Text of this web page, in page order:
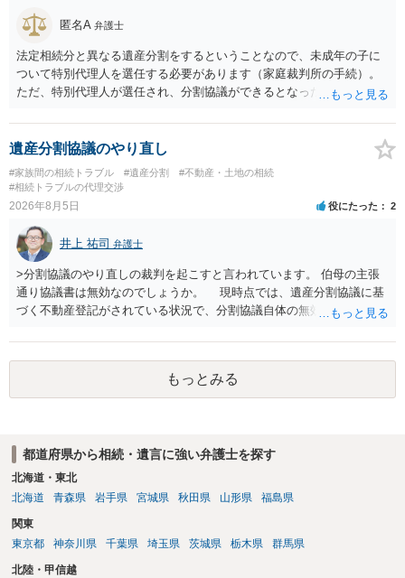
匿名A 弁護士
法定相続分と異なる遺産分割をするということなので、未成年の子に
ついて特別代理人を選任する必要があります（家庭裁判所の手続）。
ただ、特別代理人が選任され、分割協議ができるとなったとしても、
の権利も守られなければならないからです。 相続財産全体で、未成年
者の権利が守られているかどうかを判断しなければなりません。 単
に、未成年者を今後養育するのは、自分だからという理由では、法定
相続分以上に多くの遺産を取得することができるというわけではあり
ません。
遺産分割協議のやり直し
#家族間の相続トラブル #遺産分割
#不動産・土地の相続
#相続トラブルの代理交渉
2026年8月5日 役にたった 2
井上 祐司 弁護士
>分割協議のやり直しの裁判を起こすと言われています。 伯母の主張
通り協議書は無効なのでしょうか。 現時点では、遺産分割協議に基
づく不動産登記がされている状況で、分割協議自体の無効を裁判所が
方の訴訟の主張及び立証次第ですが、 ・御祖母様の認知能力に関する
医師の意見書、筆跡鑑定 が提出されればその効力が否定される可能性
はありますが、 ・伯母様自身が分割協議に加わっていること ・御祖母
様の意に反する遺産分割協議を行う実益が誰にあったかの立証が困難
言えると思います。
もっとみる
都道府県から相続・遺言に強い弁護士を探す
北海道・東北
北海道
青森県 岩手県 宮城県 秋田県 山形県 福島県
関東
東京都
神奈川県 千葉県 埼玉県 茨城県 栃木県 群馬県
北陸・甲信越